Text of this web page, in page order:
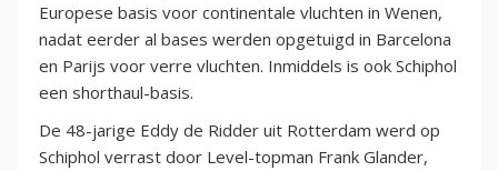
Europese basis voor continentale vluchten in Wenen,
nadat eerder al bases werden opgetuigd in Barcelona
en Parijs voor verre vluchten. Inmiddels is ook Schiphol
een shorthaul-basis.
De 48-jarige Eddy de Ridder uit Rotterdam werd op
Schiphol verrast door Level-topman Frank Glander,